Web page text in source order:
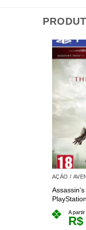
AÇÃO /
A partir
R$